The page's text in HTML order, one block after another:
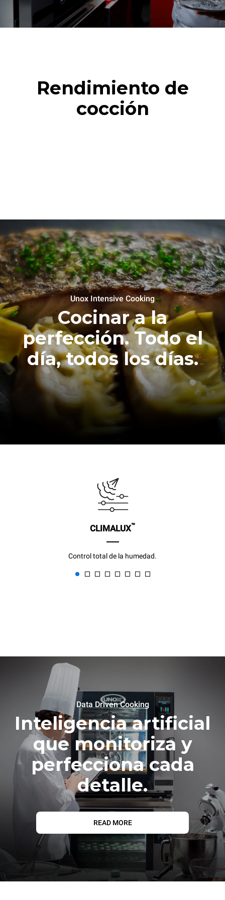
Rendimiento de
cocción
Unox Intensive Cooking
Cocinar a la
perfección. Todo el
día, todos los días.
CLIMALUX™
Control total de la humedad.
Data Driven Cooking
Inteligencia artificial
que monitoriza y
perfecciona cada
detalle.
READ MORE